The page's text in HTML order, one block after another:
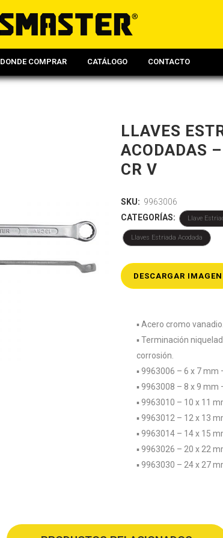
DONDE COMPRAR CATÁLOGO CONTACTO
LLAVES
ACODADAS
CR V
SKU: 9963006
CATEGORÍAS:
Llave
Llaves Estriada Acodada
DESCARGAR IMAGEN
▪️ Acero cromo vanadio.
▪️ Terminación
corrosión.
▪️ 9963006 – 6 x 7 mm
▪️ 9963008 – 8 x 9 mm
▪️ 9963010 – 10 x 11
▪️ 9963012 – 12 x 13
▪️ 9963014 – 14 x 15
▪️ 9963026 – 20 x 22
▪️ 9963030 – 24 x 27